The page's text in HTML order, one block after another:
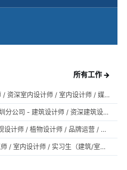
所有工作 →
（上海）dongqi Design 栋栖设计 - 建筑师 / 资深室内设计师 / 室内设计师 / 媒体及公共关系主管 / 设计实习生（常年招聘）
（深圳）英国Quality Innovation United深圳分公司 - 建筑设计师 / 资深建筑设计师 / 室内设计师 / 设计实习生
（广州）风物营造 LANDTEK GROUP - 景观设计师 / 植物设计师 / 品牌运营 / 实习生
（上海）空间里建筑设计事务所 – 项目建筑师 / 室内设计师 / 实习生（建筑/室内）